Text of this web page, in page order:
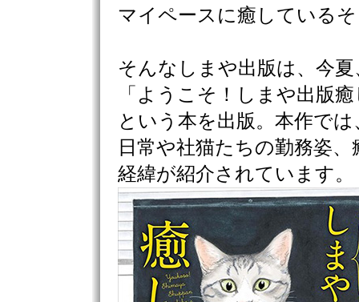
マイペースに癒している
そんなしまや出版は、今夏
「ようこそ！しまや出版
という本を出版。本作で
日常や社猫たちの勤務姿
経緯が紹介されています。